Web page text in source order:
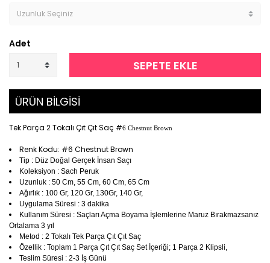
Adet
SEPETE EKLE
ÜRÜN BİLGİSİ
Tek Parça 2 Tokalı Çıt Çıt Saç #6 Chestnut Brown
Renk Kodu: #6 Chestnut Brown
Tip : Düz Doğal Gerçek İnsan Saçı
Koleksiyon : Sach Peruk
Uzunluk : 50 Cm, 55 Cm, 60 Cm, 65 Cm
Ağırlık : 100 Gr, 120 Gr, 130Gr, 140 Gr,
Uygulama Süresi : 3 dakika
Kullanım Süresi : Saçları Açma Boyama İşlemlerine Maruz Bırakmazsanız
Ortalama 3 yıl
Metod : 2 Tokalı Tek Parça Çıt Çıt Saç
Özellik : Toplam 1 Parça Çıt Çıt Saç Set İçeriği; 1 Parça 2 Klipsli,
Teslim Süresi : 2-3 İş Günü